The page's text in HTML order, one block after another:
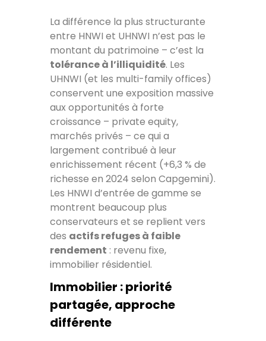
La différence la plus structurante
entre HNWI et UHNWI n’est pas le
montant du patrimoine – c’est la
tolérance à l’illiquidité. Les
UHNWI (et les multi-family offices)
conservent une exposition massive
aux opportunités à forte
croissance – private equity,
marchés privés – ce qui a
largement contribué à leur
enrichissement récent (+6,3 % de
richesse en 2024 selon Capgemini).
Les HNWI d’entrée de gamme se
montrent beaucoup plus
conservateurs et se replient vers
des actifs refuges à faible
rendement : revenu fixe,
immobilier résidentiel.
Immobilier : priorité
partagée, approche
différente